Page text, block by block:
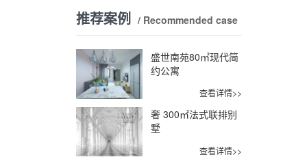
推荐案例 / Recommended case
盛世南苑80㎡现代简
约公寓
查看详情>>
奢 300㎡法式联排别
墅
查看详情>>